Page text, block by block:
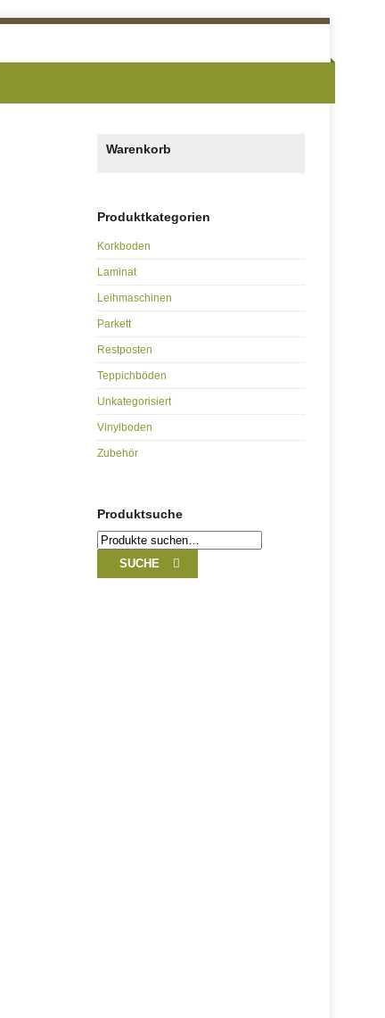
Warenkorb
Produktkategorien
Korkboden
Laminat
Leihmaschinen
Parkett
Restposten
Teppichböden
Unkategorisiert
Vinylboden
Zubehör
Produktsuche
Suche
nach:
SUCHE